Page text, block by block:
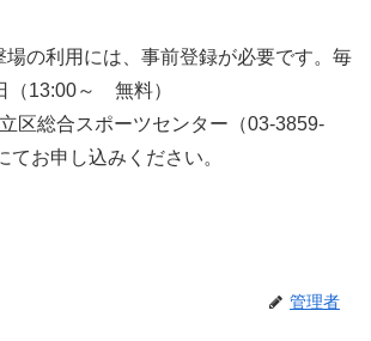
場の利用には、事前登録が必要です。毎
（13:00～ 無料）
区総合スポーツセンター（03-3859-
てお申し込みください。
管理者